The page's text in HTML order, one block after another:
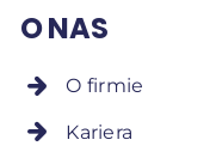
O NAS
O firmie
Kariera